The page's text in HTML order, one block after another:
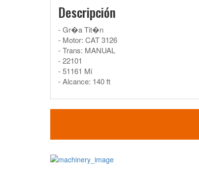
Descripción
- Gr�a Tit�n
- Motor: CAT 3126
- Trans: MANUAL
- 22101
- 51161 Mi
- Alcance: 140 ft